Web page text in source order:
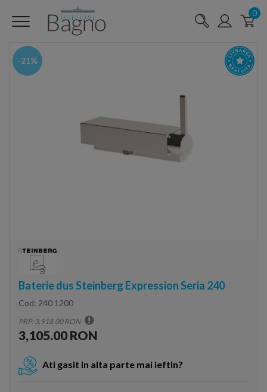
0
-21%
Baterie dus Steinberg Expression Seria 240
Cod: 240 1200
PRP: 3,918.00 RON
3,105.00 RON
Ati gasit in alta parte mai ieftin?